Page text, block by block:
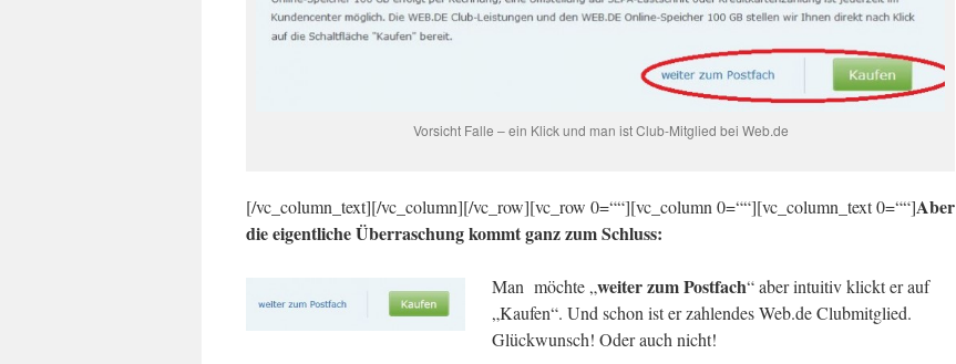
Vorsicht Falle – ein Klick und man ist Club-Mitglied bei Web.de
[/vc_column_text][/vc_column][/vc_row][vc_row 0=““][vc_column 0=““][vc_column_text 0=““]Aber
die eigentliche Überraschung kommt ganz zum Schluss:
Man möchte „weiter zum Postfach“ aber intuitiv klickt er auf
„Kaufen“. Und schon ist er zahlendes Web.de Clubmitglied.
Glückwunsch! Oder auch nicht!